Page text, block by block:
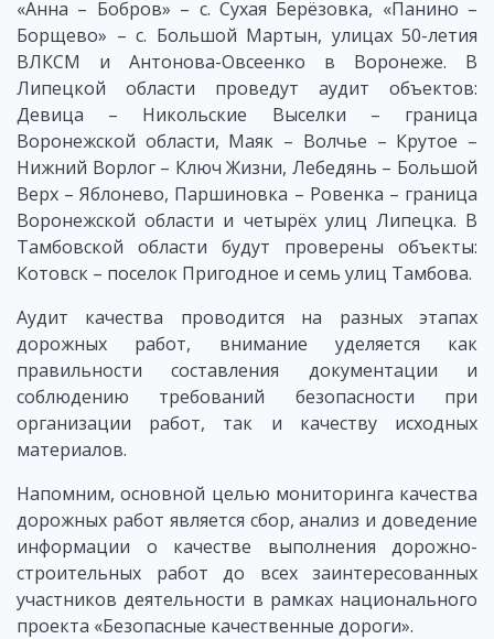
«Анна – Бобров» – с. Сухая Берёзовка, «Панино –
Борщево» – с. Большой Мартын, улицах 50-летия
ВЛКСМ и Антонова-Овсеенко в Воронеже. В
Липецкой области проведут аудит объектов:
Девица – Никольские Выселки – граница
Воронежской области, Маяк – Волчье – Крутое –
Нижний Ворлог – Ключ Жизни, Лебедянь – Большой
Верх – Яблонево, Паршиновка – Ровенка – граница
Воронежской области и четырёх улиц Липецка. В
Тамбовской области будут проверены объекты:
Котовск – поселок Пригодное и семь улиц Тамбова.
Аудит качества проводится на разных этапах
дорожных работ, внимание уделяется как
правильности составления документации и
соблюдению требований безопасности при
организации работ, так и качеству исходных
материалов.
Напомним, основной целью мониторинга качества
дорожных работ является сбор, анализ и доведение
информации о качестве выполнения дорожно-
строительных работ до всех заинтересованных
участников деятельности в рамках национального
проекта «Безопасные качественные дороги».